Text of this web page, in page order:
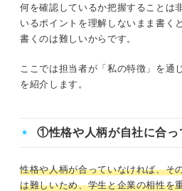
何を確認しているか把握することは
いるポイントを理解しないまま書く
書くのは難しいからです。
ここでは担当者が「私の特徴」を通
を紹介します。
①性格や人柄が自社に合っ
性格や人柄が合っていなければ、そ
は難しいため、学生と企業の相性を